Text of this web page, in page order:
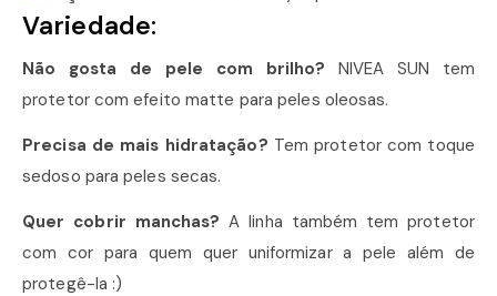
Variedade:
Não gosta de pele com brilho? NIVEA SUN tem
protetor com efeito matte para peles oleosas.
Precisa de mais hidratação? Tem protetor com toque
sedoso para peles secas.
Quer cobrir manchas? A linha também tem protetor
com cor para quem quer uniformizar a pele além de
protegê-la :)